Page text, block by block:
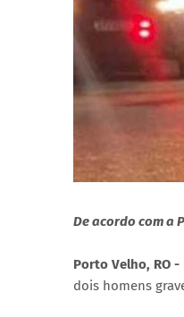
De acordo com a
Porto Velho, RO -
dois homens